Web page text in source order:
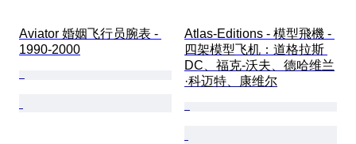
Aviator 婚姻飞行员腕表 -
1990-2000
Atlas-Editions - 模型飛機 -
四架模型飞机：道格拉斯
DC、福克-沃夫、德哈维兰
·科迈特、康维尔